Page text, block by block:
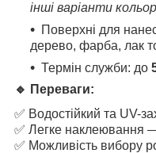
інші варіанти
Поверхні для
дерево, фарба, лак
Термін служби: до
🔹 Переваги:
✅ Водостійкий та UV-
✅ Легке наклеювання
✅ Можливість вибору